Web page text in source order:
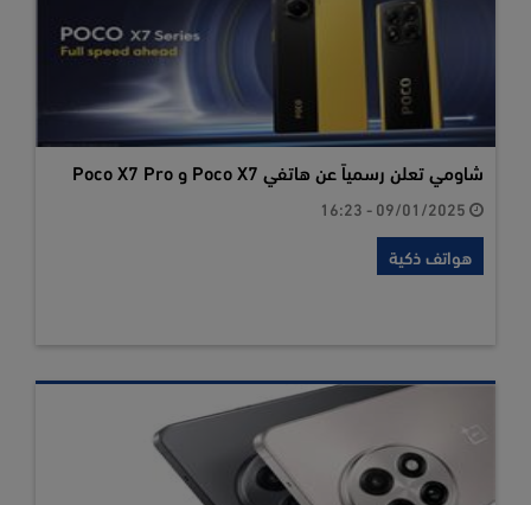
شاومي تعلن رسمياً عن هاتفي Poco X7 و Poco X7 Pro
هواتف ذكية